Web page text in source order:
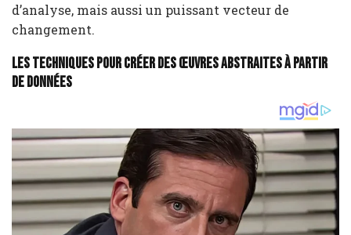
d’analyse, mais aussi un puissant vecteur de
changement.
Les techniques pour créer des œuvres abstraites à partir
de données